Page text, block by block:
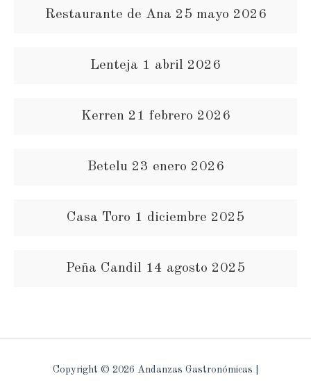
Restaurante de Ana 25 mayo 2026
Lenteja 1 abril 2026
Kerren 21 febrero 2026
Betelu 23 enero 2026
Casa Toro 1 diciembre 2025
Peña Candil 14 agosto 2025
Copyright © 2026 Andanzas Gastronómicas |